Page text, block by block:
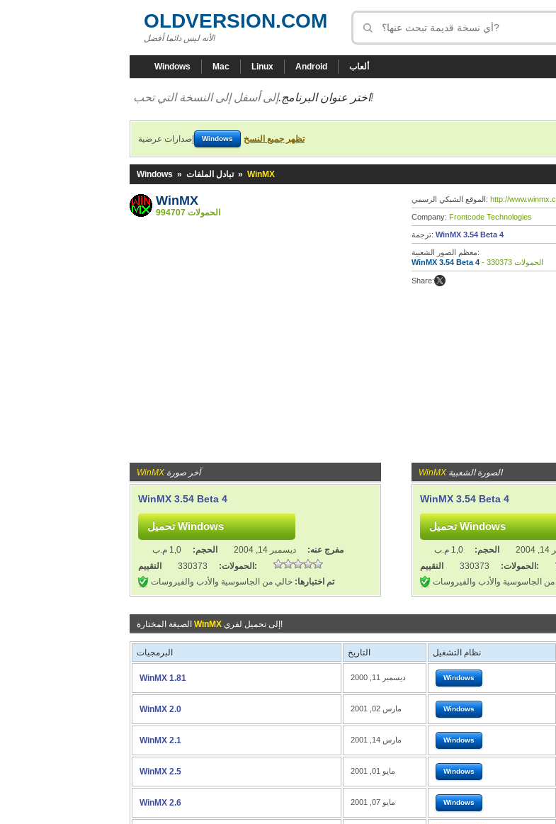
OLDVERSION.COM
لأنه ليس دائما أفضل!
Windows Mac Linux Android ألعاب
اختر عنوان البرنامج.إلى أسفل إلى النسخة التي تحب!
إصدارات عرضية Windows تظهر جميع النسخ
Windows » تبادل الملفات » WinMX
WinMX
994707 الحمولات
الموقع الشبكي الرسمي: http://
Company: Frontcode Technologies
ترجمة: WinMX 3.54 Beta 4
معظم الصور الشعبية:
WinMX 3.54 Beta 4
- 330373 الحمولات
Share:
WinMX آخر صورة
WinMX 3.54 Beta 4
مفرج عنه: ديسمبر 14, 2004 الحجم:
1,0 م.ب
الحمولات:
330373
التقييم:
تم اختبارها: خالي من الجاسوسية والأدب والفيروسات
WinMX الصورة الشعبية
WinMX 3.54 Beta 4
الحجم:
1,0 م.ب
الحمولات:
330373
التقييم:
الجاسوسية والأدب والفيروسات
WinMX إلى تحميل لفري!
البرمجيات التاريخ نظام التشغيل
WinMX 1.81 ديسمبر 11, 2000 Windows
WinMX 2.0 مارس 02, 2001 Windows
WinMX 2.1 مارس 14, 2001 Windows
WinMX 2.5 مايو 01, 2001 Windows
WinMX 2.6 مايو 07, 2001 Windows